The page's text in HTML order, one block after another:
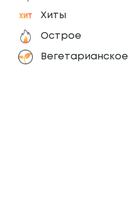
Хиты
Острое
Вегетарианское